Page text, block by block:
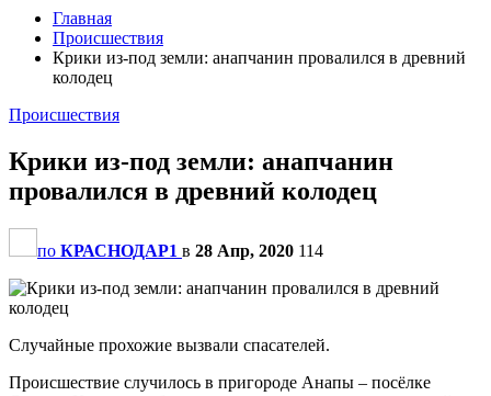
Главная
Происшествия
Крики из-под земли: анапчанин провалился в древний
колодец
Происшествия
Крики из-под земли: анапчанин
провалился в древний колодец
по КРАСНОДАР1 в 28 Апр, 2020 114
Случайные прохожие вызвали спасателей.
Происшествие случилось в пригороде Анапы – посёлке